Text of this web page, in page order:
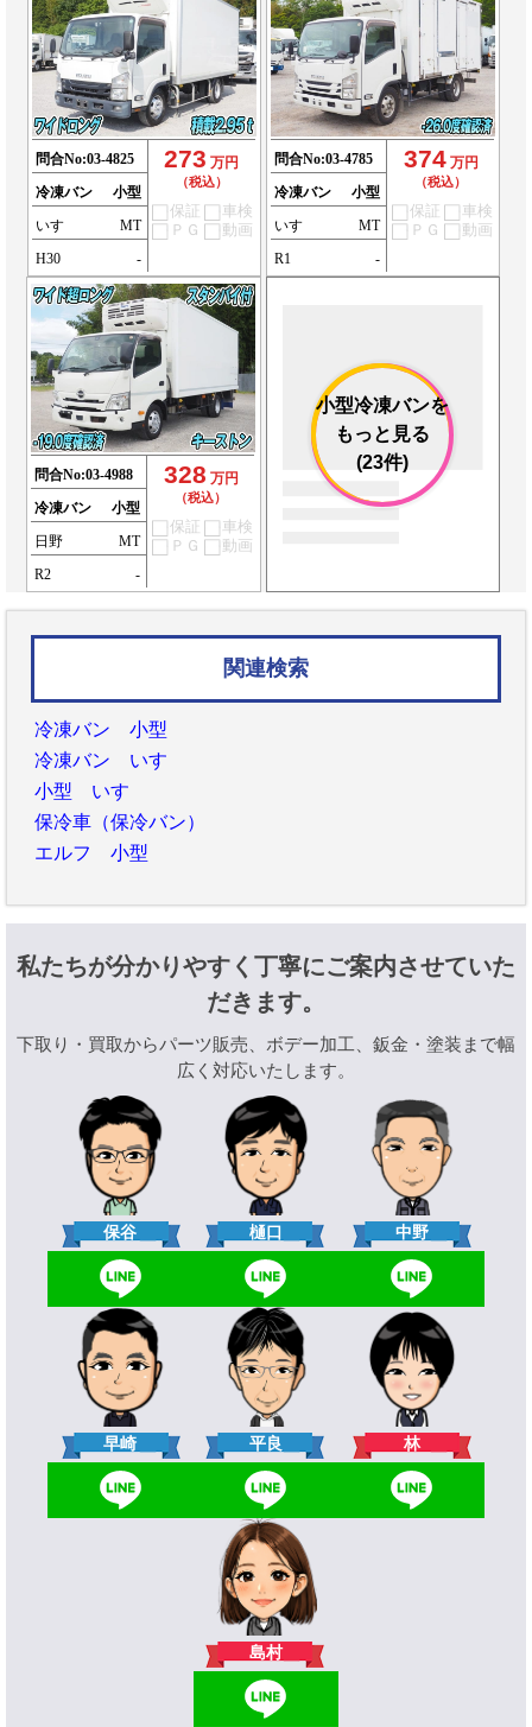
問合No:03-4825
冷凍バン
小型
いすゞ
MT
H30
-
273 万円
（税込）
保証
車検
ＰＧ
動画
問合No:03-4785
冷凍バン
小型
いすゞ
MT
R1
-
374 万円
（税込）
保証
車検
ＰＧ
動画
問合No:03-4988
冷凍バン
小型
日野
MT
R2
-
328 万円
（税込）
保証
車検
ＰＧ
動画
小型冷凍バンを
もっと見る
(23件)
関連検索
冷凍バン 小型
冷凍バン いすゞ
小型 いすゞ
保冷車（保冷バン）
エルフ 小型
私たちが分かりやすく丁寧にご案内させていた
だきます。
下取り・買取からパーツ販売、ボデー加工、鈑金・塗装まで幅
広く対応いたします。
保谷 樋口 中野
早崎 平良 林
島村